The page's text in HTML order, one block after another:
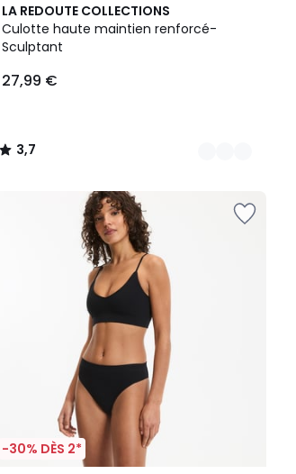
LA REDOUTE COLLECTIONS
Culotte haute maintien renforcé-
Sculptant
27,99 €
3,7
/ 5
2
Couleurs
3,7
/
-30% DÈS 2*